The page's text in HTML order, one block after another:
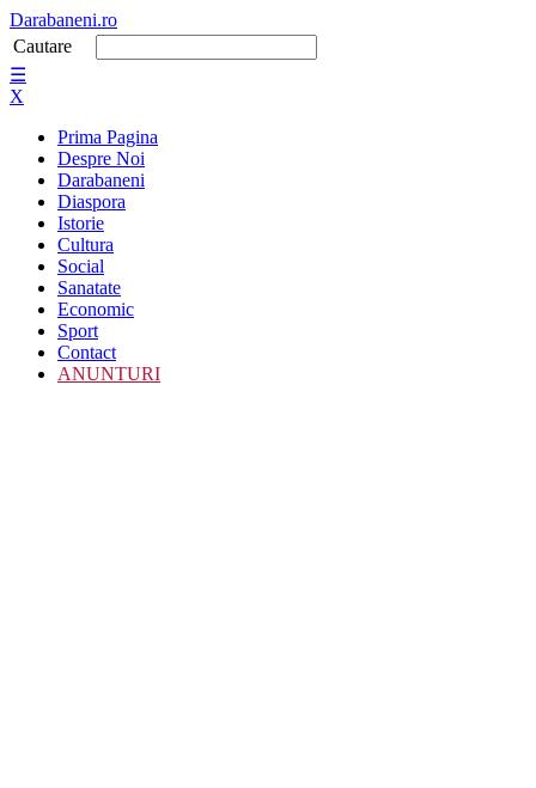
Darabaneni.ro
Cautare
☰
X
Prima Pagina
Despre Noi
Darabaneni
Diaspora
Istorie
Cultura
Social
Sanatate
Economic
Sport
Contact
ANUNTURI